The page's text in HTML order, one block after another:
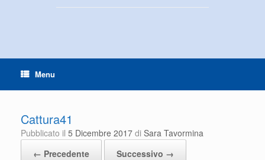
Menu
Cattura41
Pubblicato il 5 Dicembre 2017 di Sara Tavormina
← Precedente
Successivo →